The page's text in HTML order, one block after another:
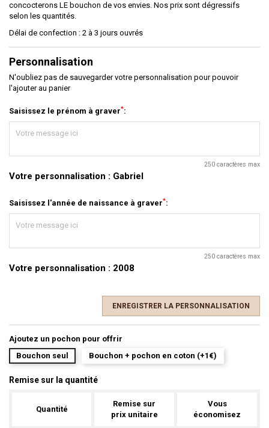
concocterons LE bouchon de vos envies. Nos prix sont dégressifs
selon les quantités.
Délai de confection : 2 à 3 jours ouvrés
Personnalisation
N'oubliez pas de sauvegarder votre personnalisation pour pouvoir
l'ajouter au panier
Saisissez le prénom à graver*:
250 caractères max
Votre personnalisation : Gabriel
Saisissez l'année de naissance à graver*:
250 caractères max
Votre personnalisation : 2008
ENREGISTRER LA PERSONNALISATION
Ajoutez un pochon pour offrir
Bouchon seul
Bouchon + pochon en coton (+1€)
Remise sur la quantité
Quantité
Remise sur
prix unitaire
Vous
économisez